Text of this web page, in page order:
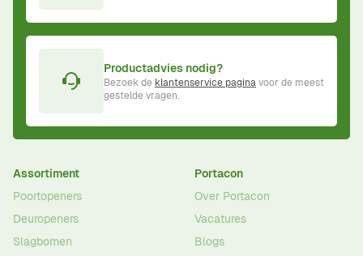
Productadvies nodig?
Bezoek de klantenservice paginavoor de meest
gestelde vragen.
Assortiment
Poortopeners
Deuropeners
Slagbomen
Portacon
Over Portacon
Vacatures
Blogs